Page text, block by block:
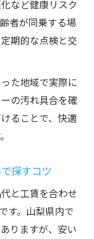
など健康リスク
者が同乗する場
期的な点検と交
た地域で実際に
の汚れ具合を確
ることで、快適
探すコツ
と工賃を合わせ
す。山梨県内で
りますが、安い